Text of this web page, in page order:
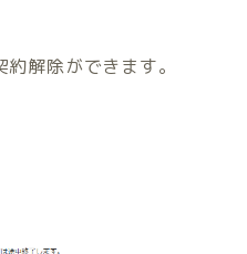
解除ができます。